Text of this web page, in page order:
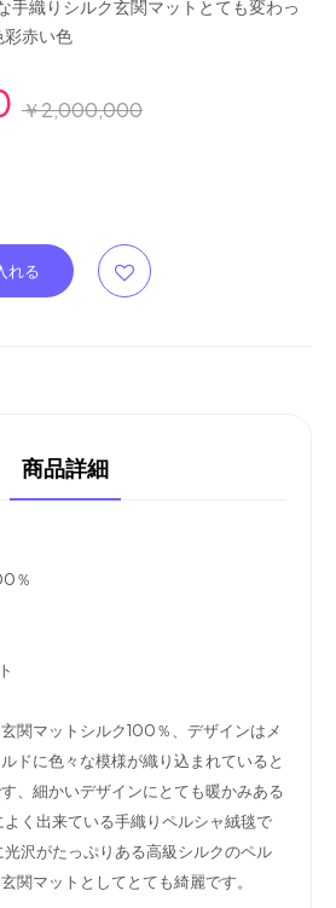
織りシルク玄関マットとても変わっ
赤い色
￥2,000,000
商品詳細
％
関マットシルク100％、デザインはメ
ドに色々な模様が織り込まれていると
、細かいデザインにとても暖かみある
よく出来ている手織りペルシャ絨毯で
沢がたっぷりある高級シルクのペル
関マットとしてとても綺麗です。